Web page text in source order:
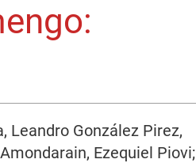
Leandro González Pirez,
Ezequiel Piovi;